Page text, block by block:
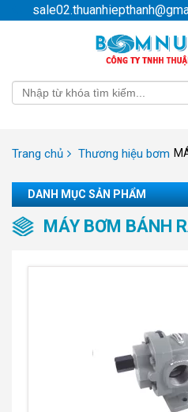
Trang chủ Thương hiệu bơm
DANH MỤC SẢN PHẨM
MÁY BƠM BÁNH